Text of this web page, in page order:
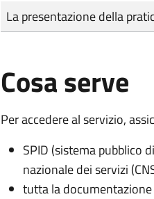
Tipo di pagamento
Importo
La presentazione della
Cosa serve
Per accedere al servizio,
SPID (sistema pubblico
nazionale dei servizi
tutta la